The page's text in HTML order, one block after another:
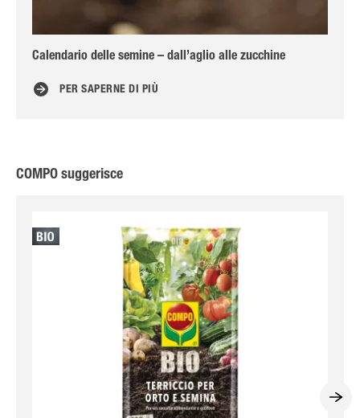
Calendario delle semine – dall’aglio alle zucchine
PER SAPERNE DI PIÙ
COMPO suggerisce